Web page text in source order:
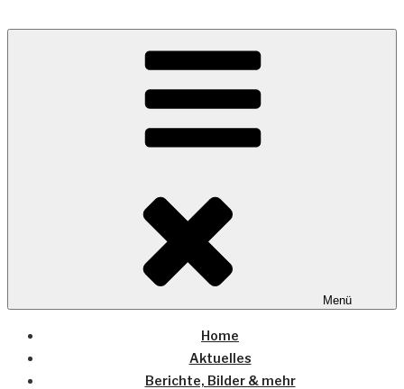
COUNTRYHOME
Wo die (Country-) Musik Zuhause ist
Menü
Home
Aktuelles
Berichte, Bilder & mehr